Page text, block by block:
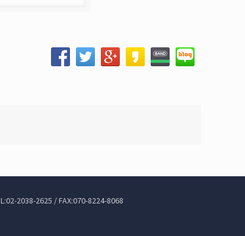
2038-2625 / FAX:070-8224-8068